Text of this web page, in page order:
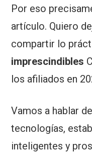
Por eso
artículo. Quiero
compartir lo
imprescindibles
los afiliados en
Vamos a hablar
tecnologías,
inteligentes y